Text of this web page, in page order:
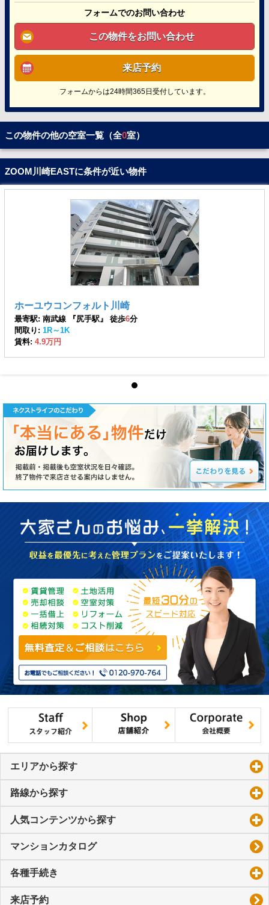
フォームでのお問い合わせ
この物件をお問い合わせ
来店予約
フォームからは24時間365日受付しています。
この物件の他の空室一覧（全0室）
ZOOM川崎EASTに条件が近い物件
ホーユウコンフォルト川崎
最寄駅: 南武線 『尻手駅』 徒歩6分
間取り: 1R～1K
賃料: 4.9万円
エリアから探す
路線から探す
人気コンテンツから探す
マンションカタログ
各種手続き
来店予約